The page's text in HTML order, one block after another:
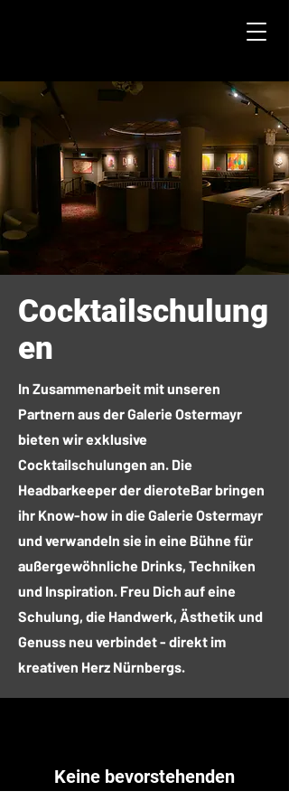
Cocktailschulung
en
In Zusammenarbeit mit unseren
Partnern aus der Galerie Ostermayr
bieten wir exklusive
Cocktailschulungen an. Die
Headbarkeeper der dieroteBar bringen
ihr Know-how in die Galerie Ostermayr
und verwandeln sie in eine Bühne für
außergewöhnliche Drinks, Techniken
und Inspiration. Freu Dich auf eine
Schulung, die Handwerk, Ästhetik und
Genuss neu verbindet - direkt im
kreativen Herz Nürnbergs.
Keine bevorstehenden